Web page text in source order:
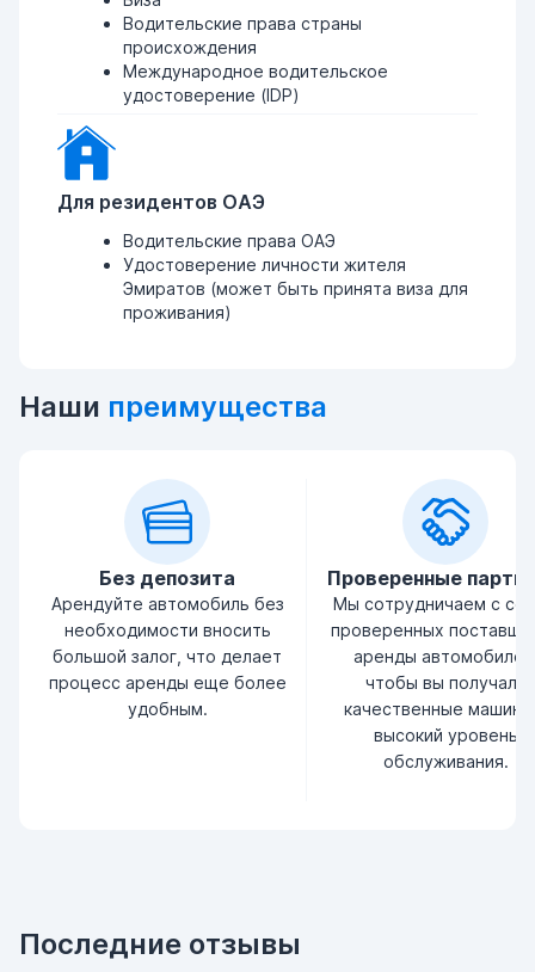
Водительские права страны
происхождения
Международное водительское
удостоверение (IDP)
Для резидентов ОАЭ
Водительские права ОАЭ
Удостоверение личности жителя
Эмиратов (может быть принята виза для
проживания)
Наши преимущества
Без депозита
Арендуйте автомобиль без
необходимости вносить
большой залог, что делает
процесс аренды еще более
удобным.
Проверенные
Мы сотрудничаем с
проверенных
аренды
чтобы вы получали
качественные
высокий уровень
обслуживания.
Последние отзывы